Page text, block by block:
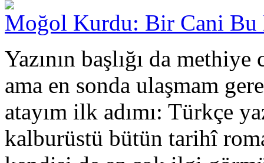
Moğol Kurdu: Bir Cani Bu
Yazının başlığı da
ama en sonda ulaşmam
atayım ilk adımı: Türkçe
kalburüstü bütün tarihî